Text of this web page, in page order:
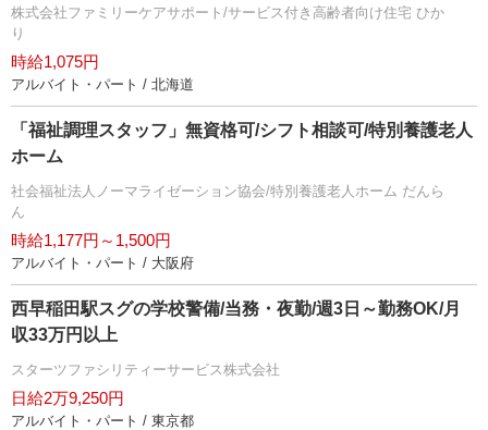
株式会社ファミリーケアサポート/サービス付き高齢者向け住宅 ひか
り
時給1,075円
アルバイト・パート / 北海道
「福祉調理スタッフ」無資格可/シフト相談可/特別養護老人
ホーム
社会福祉法人ノーマライゼーション協会/特別養護老人ホーム だんら
ん
時給1,177円～1,500円
アルバイト・パート / 大阪府
西早稲田駅スグの学校警備/当務・夜勤/週3日～勤務OK/月
収33万円以上
スターツファシリティーサービス株式会社
日給2万9,250円
アルバイト・パート / 東京都